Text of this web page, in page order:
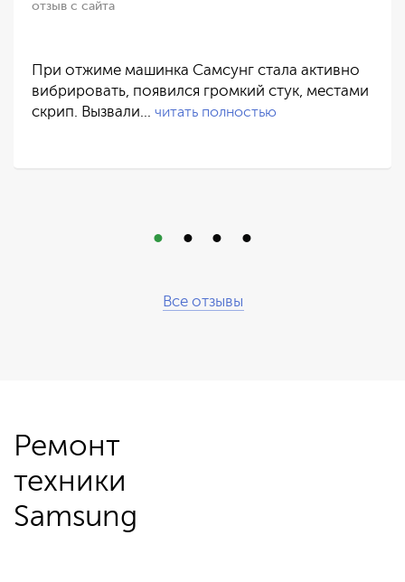
отзыв с сайта
При отжиме машинка Самсунг стала активно
вибрировать, появился громкий стук, местами
скрип. Вызвали… читать полностью
Все отзывы
Ремонт
техники
Samsung